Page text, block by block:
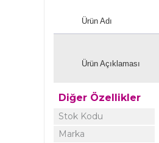
Ürün Adı
Ürün Açıklaması
Diğer Özellikler
Stok Kodu
Marka